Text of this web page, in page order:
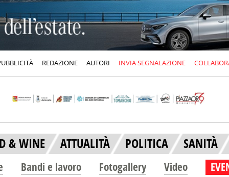
REDAZIONE AUTORI INVIA SEGNALAZIONE
& WINE ATTUALITÀ POLITICA SANITÀ
Bandi e lavoro Fotogallery Video